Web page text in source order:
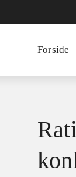
Forside